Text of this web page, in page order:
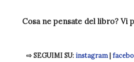
Cosa ne pensate del libro? Vi
⇨ SEGUIMI SU: instagram|